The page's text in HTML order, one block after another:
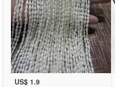
US$ 1.9